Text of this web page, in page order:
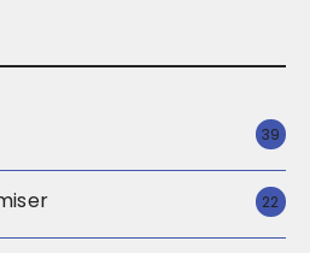
39
22